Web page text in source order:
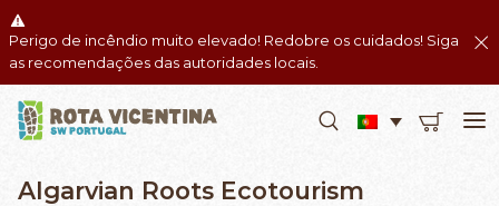
Perigo de incêndio muito elevado! Redobre os cuidados! Siga
as recomendações das autoridades locais.
Algarvian Roots Ecotourism